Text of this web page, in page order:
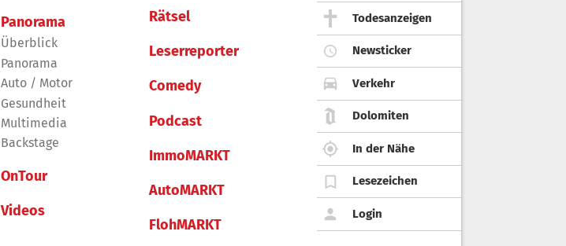
Panorama
Überblick
Panorama
Auto / Motor
Gesundheit
Multimedia
Backstage
OnTour
Videos
Rätsel
Leserreporter
Comedy
Podcast
ImmoMARKT
AutoMARKT
FlohMARKT
Todesanzeigen
Newsticker
Verkehr
Dolomiten
In der Nähe
Lesezeichen
Login